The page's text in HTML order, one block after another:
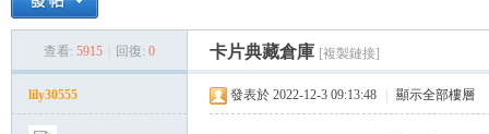
› ›
查看: 5915 回復: 0 卡片典藏倉庫 [複製鏈接]
lily30555 發表於 2022-12-3 09:13:48 顯示全部樓層